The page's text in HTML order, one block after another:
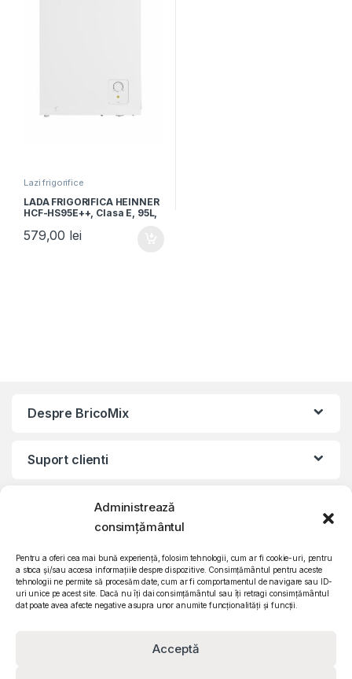
Administrează
consimțământul
Pentru a oferi cea mai bună experiență, folosim tehnologii, cum ar fi cookie-uri, pentru
a stoca și/sau accesa informațiile despre dispozitive. Consimțământul pentru aceste
tehnologii ne permite să procesăm date, cum ar fi comportamentul de navigare sau ID-
uri unice pe acest site. Dacă nu îți dai consimțământul sau îți retragi consimțământul
dat poate avea afecte negative asupra unor anumite funcționalități și funcții.
Acceptă
Lazi frigorifice
LADA FRIGORIFICA HEINNER
HCF-HS95E++, Clasa E, 95L,
579,00 lei
Despre BricoMix
Suport clienti
Informatii legale
CIF: RO15571358 | Reg. com: J26/839/2003